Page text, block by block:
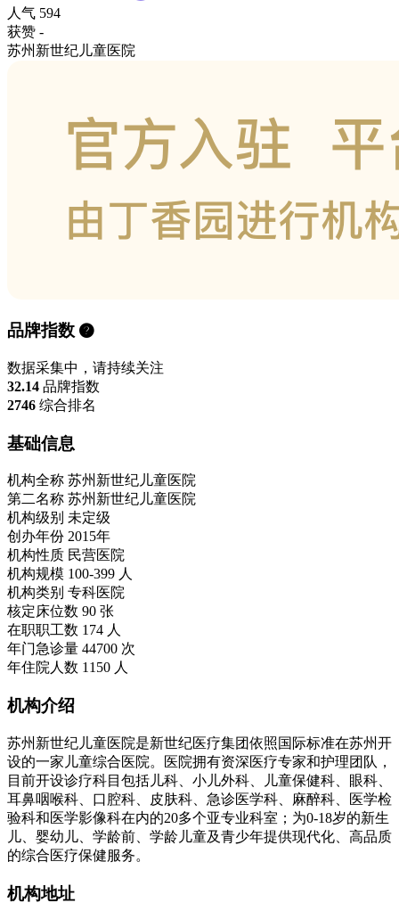
人气 594
获赞 -
苏州新世纪儿童医院
品牌指数
数据采集中，请持续关注
32.14 品牌指数
2746 综合排名
基础信息
机构全称 苏州新世纪儿童医院
第二名称 苏州新世纪儿童医院
机构级别 未定级
创办年份 2015年
机构性质 民营医院
机构规模 100-399 人
机构类别 专科医院
核定床位数 90 张
在职职工数 174 人
年门急诊量 44700 次
年住院人数 1150 人
机构介绍
苏州新世纪儿童医院是新世纪医疗集团依照国际标准在苏州开
设的一家儿童综合医院。医院拥有资深医疗专家和护理团队，
目前开设诊疗科目包括儿科、小儿外科、儿童保健科、眼科、
耳鼻咽喉科、口腔科、皮肤科、急诊医学科、麻醉科、医学检
验科和医学影像科在内的20多个亚专业科室；为0-18岁的新生
儿、婴幼儿、学龄前、学龄儿童及青少年提供现代化、高品质
的综合医疗保健服务。
机构地址